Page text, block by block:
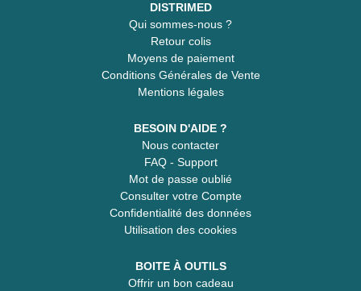
DISTRIMED
Qui sommes-nous ?
Retour colis
Moyens de paiement
Conditions Générales de Vente
Mentions légales
BESOIN D'AIDE ?
Nous contacter
FAQ - Support
Mot de passe oublié
Consulter votre Compte
Confidentialité des données
Utilisation des cookies
BOITE À OUTILS
Offrir un bon cadeau